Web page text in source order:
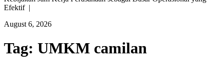
Efektif |
August 6, 2026
Tag: UMKM camilan